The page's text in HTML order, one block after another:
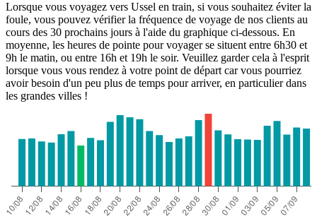
Lorsque vous voyagez vers Ussel en train, si vous souhaitez éviter la
foule, vous pouvez vérifier la fréquence de voyage de nos clients au
cours des 30 prochains jours à l'aide du graphique ci-dessous. En
moyenne, les heures de pointe pour voyager se situent entre 6h30 et
9h le matin, ou entre 16h et 19h le soir. Veuillez garder cela à l'esprit
lorsque vous vous rendez à votre point de départ car vous pourriez
avoir besoin d'un peu plus de temps pour arriver, en particulier dans
les grandes villes !